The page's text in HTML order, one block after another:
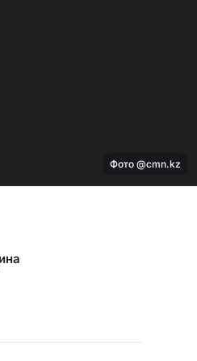
Фото @cmn.kz